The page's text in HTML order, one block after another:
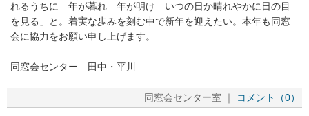
れるうちに 年が暮れ 年が明け いつの日か晴れやかに日の目
を見る」と。着実な歩みを刻む中で新年を迎えたい。本年も同窓
会に協力をお願い申し上げます。
同窓会センター 田中・平川
同窓会センター室 ｜ コメント（0）